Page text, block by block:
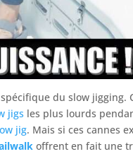
du slow jigging.
jigs les plus lourds
jig. Mais si ces cannes
offrent en fait une